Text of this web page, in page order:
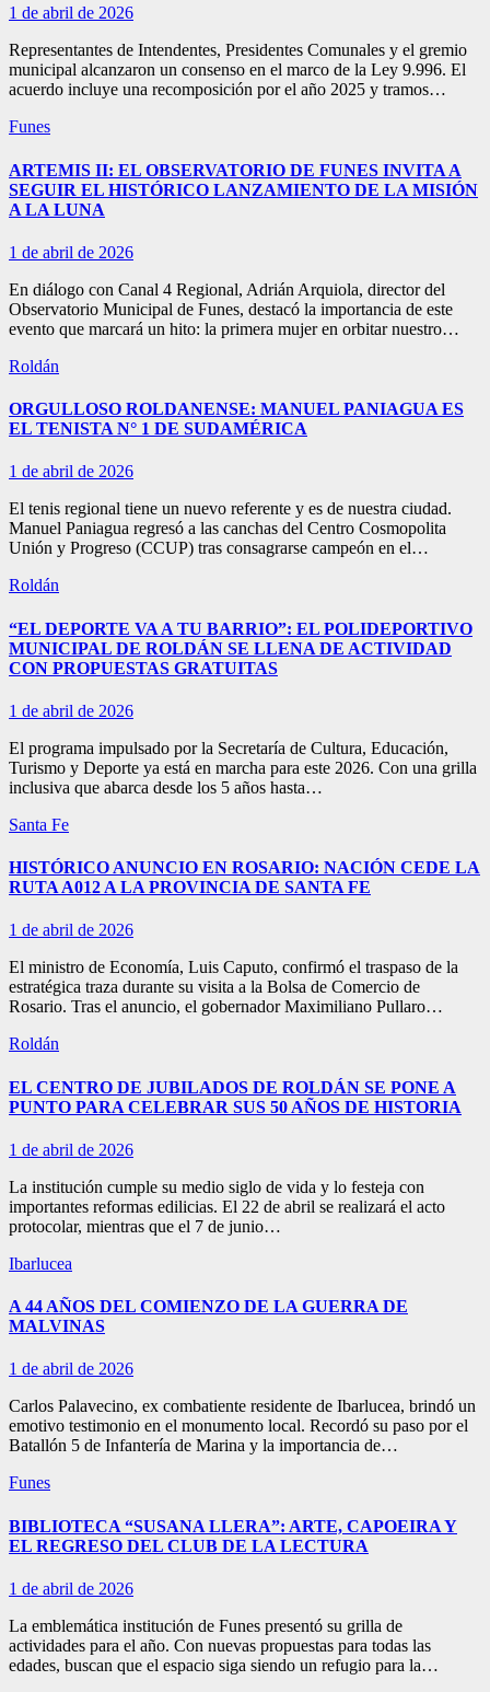
1 de abril de 2026
Representantes de Intendentes, Presidentes Comunales y el gremio
municipal alcanzaron un consenso en el marco de la Ley 9.996. El
acuerdo incluye una recomposición por el año 2025 y tramos…
Funes
ARTEMIS II: EL OBSERVATORIO DE FUNES INVITA A
SEGUIR EL HISTÓRICO LANZAMIENTO DE LA MISIÓN
A LA LUNA
1 de abril de 2026
En diálogo con Canal 4 Regional, Adrián Arquiola, director del
Observatorio Municipal de Funes, destacó la importancia de este
evento que marcará un hito: la primera mujer en orbitar nuestro…
Roldán
ORGULLOSO ROLDANENSE: MANUEL PANIAGUA ES
EL TENISTA N° 1 DE SUDAMÉRICA
1 de abril de 2026
El tenis regional tiene un nuevo referente y es de nuestra ciudad.
Manuel Paniagua regresó a las canchas del Centro Cosmopolita
Unión y Progreso (CCUP) tras consagrarse campeón en el…
Roldán
“EL DEPORTE VA A TU BARRIO”: EL POLIDEPORTIVO
MUNICIPAL DE ROLDÁN SE LLENA DE ACTIVIDAD
CON PROPUESTAS GRATUITAS
1 de abril de 2026
El programa impulsado por la Secretaría de Cultura, Educación,
Turismo y Deporte ya está en marcha para este 2026. Con una grilla
inclusiva que abarca desde los 5 años hasta…
Santa Fe
HISTÓRICO ANUNCIO EN ROSARIO: NACIÓN CEDE LA
RUTA A012 A LA PROVINCIA DE SANTA FE
1 de abril de 2026
El ministro de Economía, Luis Caputo, confirmó el traspaso de la
estratégica traza durante su visita a la Bolsa de Comercio de
Rosario. Tras el anuncio, el gobernador Maximiliano Pullaro…
Roldán
EL CENTRO DE JUBILADOS DE ROLDÁN SE PONE A
PUNTO PARA CELEBRAR SUS 50 AÑOS DE HISTORIA
1 de abril de 2026
La institución cumple su medio siglo de vida y lo festeja con
importantes reformas edilicias. El 22 de abril se realizará el acto
protocolar, mientras que el 7 de junio…
Ibarlucea
A 44 AÑOS DEL COMIENZO DE LA GUERRA DE
MALVINAS
1 de abril de 2026
Carlos Palavecino, ex combatiente residente de Ibarlucea, brindó un
emotivo testimonio en el monumento local. Recordó su paso por el
Batallón 5 de Infantería de Marina y la importancia de…
Funes
BIBLIOTECA “SUSANA LLERA”: ARTE, CAPOEIRA Y
EL REGRESO DEL CLUB DE LA LECTURA
1 de abril de 2026
La emblemática institución de Funes presentó su grilla de
actividades para el año. Con nuevas propuestas para todas las
edades, buscan que el espacio siga siendo un refugio para la…